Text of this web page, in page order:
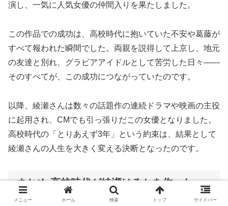
演し、一気に人気女優の仲間入りを果たしました。
この作品での成功は、高校時代に抱いていた不安や葛藤が
すべて報われた瞬間でした。両親を説得して上京し、地元
の友達と別れ、グラビアアイドルとして苦労した日々――
そのすべてが、この成功につながっていたのです。
以降、綾瀬さんは数々の話題作の連続ドラマや映画の主役
に起用され、CMでも引っ張りだこの女優となりました。
高校時代の「とりあえず3年」という約束は、結果として
綾瀬さんの人生を大きく変える決断となったのです。
まとめ:高校時代が綾瀬はるかを作った
メニュー ホーム 検索 トップ サイドバー